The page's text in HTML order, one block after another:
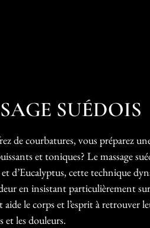
SUÉDOIS
de courbatures, vous préparez
et toniques? Le massage
d’Eucalyptus, cette technique
en insistant particulièrement
le corps et l’esprit à retrouver
et les douleurs.